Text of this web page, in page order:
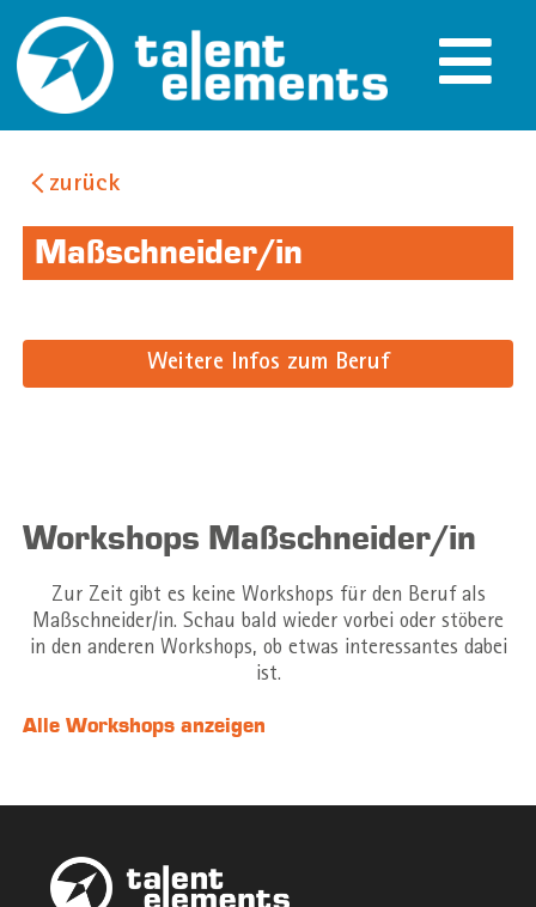
zurück
Maßschneider/in
Weitere Infos zum Beruf
Workshops Maßschneider/in
Zur Zeit gibt es keine Workshops für den Beruf als
Maßschneider/in. Schau bald wieder vorbei oder stöbere
in den anderen Workshops, ob etwas interessantes dabei
ist.
Alle Workshops anzeigen